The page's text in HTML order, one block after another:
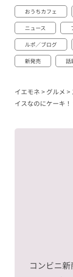
おうちカフェ
ニュース
ルポ／ブログ
新発売 話
イエモネ > グルメ >
イスなのにケーキ！
コンビニ